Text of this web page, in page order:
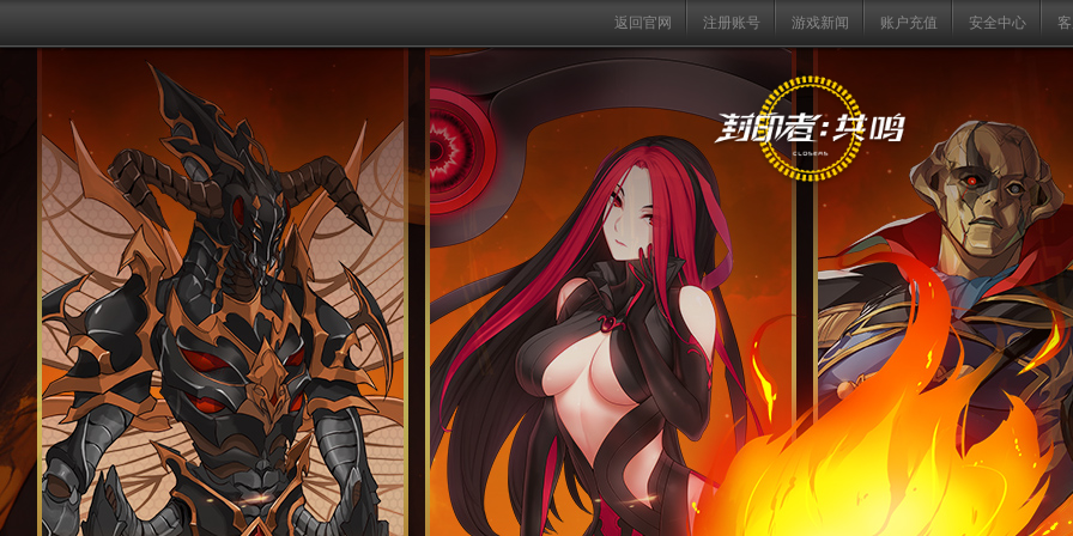
返回官网 注册账号 游戏新闻 账户充值 安全中心